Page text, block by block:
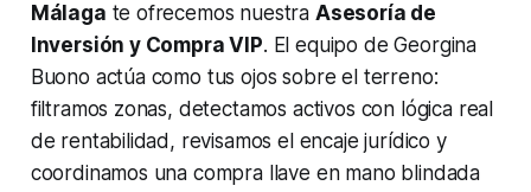
Málaga te ofrecemos nuestra Asesoría de
Inversión y Compra VIP. El equipo de Georgina
Buono actúa como tus ojos sobre el terreno:
filtramos zonas, detectamos activos con lógica real
de rentabilidad, revisamos el encaje jurídico y
coordinamos una compra llave en mano blindada